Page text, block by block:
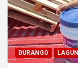
DURANGO